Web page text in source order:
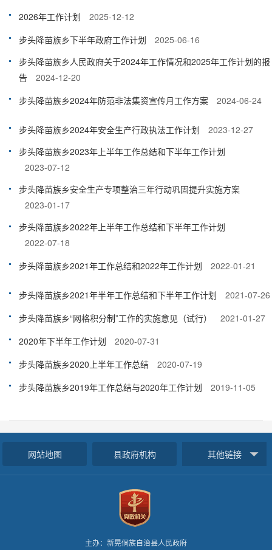
2026年工作计划
2025-12-12
步头降苗族乡下半年政府工作计划
2025-06-16
步头降苗族乡人民政府关于2024年工作情况和2025年工作计划的报
告
2024-12-20
步头降苗族乡2024年防范非法集资宣传月工作方案
2024-06-24
步头降苗族乡2024年安全生产行政执法工作计划
2023-12-27
步头降苗族乡2023年上半年工作总结和下半年工作计划
2023-07-12
步头降苗族乡安全生产专项整治三年行动巩固提升实施方案
2023-01-17
步头降苗族乡2022年上半年工作总结和下半年工作计划
2022-07-18
步头降苗族乡2021年工作总结和2022年工作计划
2022-01-21
步头降苗族乡2021年半年工作总结和下半年工作计划
2021-07-26
步头降苗族乡“网格积分制”工作的实施意见（试行）
2021-01-27
2020年下半年工作计划
2020-07-31
步头降苗族乡2020上半年工作总结
2020-07-19
步头降苗族乡2019年工作总结与2020年工作计划
2019-11-05
网站地图 县政府机构 其他链接
主办：新晃侗族自治县人民政府